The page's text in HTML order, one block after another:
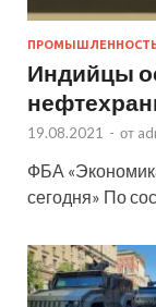
Индийцы
19.08.2021 - от
ФБА
сегодня» По